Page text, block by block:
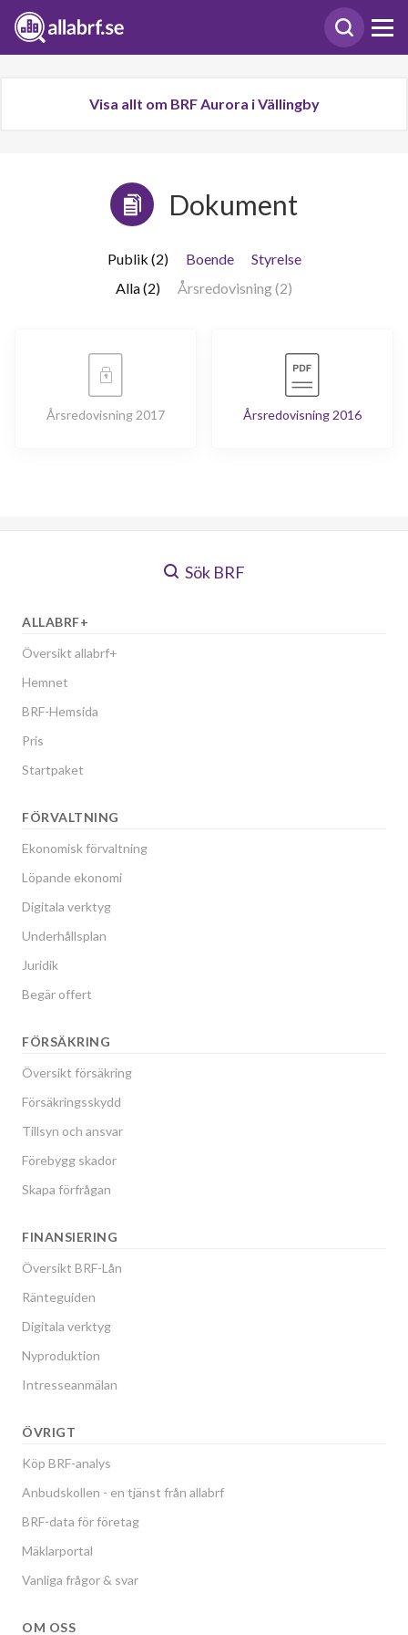
Visa allt om BRF Aurora i Vällingby
Dokument
Publik (2) Boende
Styrelse
Alla (2)
Årsredovisning (2)
Årsredovisning 2017 Årsredovisning 2016
Sök BRF
ALLABRF+
Översikt allabrf+
Hemnet
BRF-Hemsida
Pris
Startpaket
FÖRVALTNING
Ekonomisk förvaltning
Löpande ekonomi
Digitala verktyg
Underhållsplan
Juridik
Begär offert
FÖRSÄKRING
Översikt försäkring
Försäkringsskydd
Tillsyn och ansvar
Förebygg skador
Skapa förfrågan
FINANSIERING
Översikt BRF-Lån
Ränteguiden
Digitala verktyg
Nyproduktion
Intresseanmälan
ÖVRIGT
Köp BRF-analys
Anbudskollen - en tjänst från allabrf
BRF-data för företag
Mäklarportal
Vanliga frågor & svar
OM OSS